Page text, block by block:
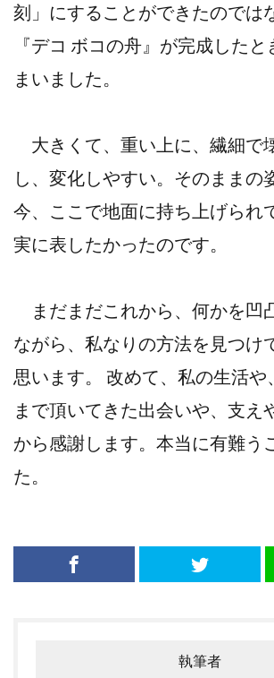
刻」にすることができたのでは
『デコ ボコの舟』が完成した
まいました。
大きくて、重い上に、繊細で
し、変化しやすい。そのままの
今、ここで地面に持ち上げられ
実に表したかったのです。
まだまだこれから、何かを凹
ながら、私なりの方法を見つけ
思います。 改めて、私の生活や
まで頂いてきた出会いや、支え
から感謝します。本当に有難う
た。
執筆者